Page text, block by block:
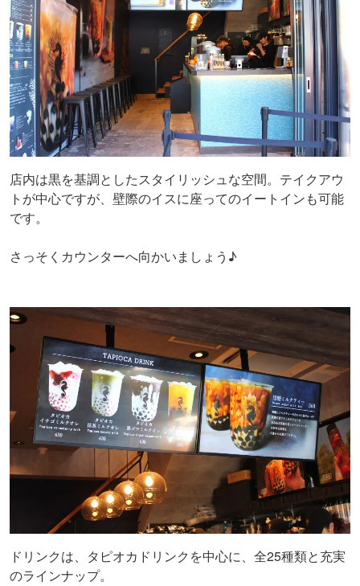
店内は黒を基調としたスタイリッシュな空間。テイクアウ
トが中心ですが、壁際のイスに座ってのイートインも可能
です。
さっそくカウンターへ向かいましょう♪
ドリンクは、タピオカドリンクを中心に、全25種類と充実
のラインナップ。